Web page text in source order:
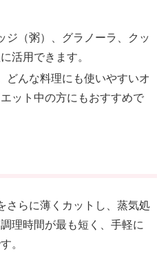
ジ（粥）、グラノーラ、クッ
活用できます。
どんな料理にも使いやすいオ
ット中の方にもおすすめで
さらに薄くカットし、蒸気処
理時間が最も短く、手軽に
。